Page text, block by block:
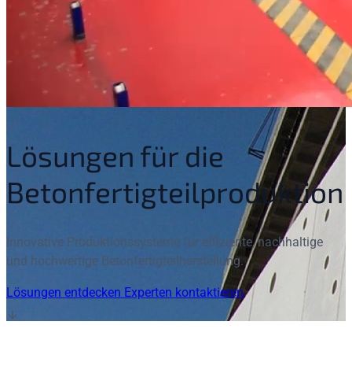
Lösungen für die
Betonfertigteilproduktion
Innovative Produktionssysteme für effiziente, nachhaltige
und hochwertige Betonfertigteilherstellung.
Lösungen entdecken Experten kontaktieren